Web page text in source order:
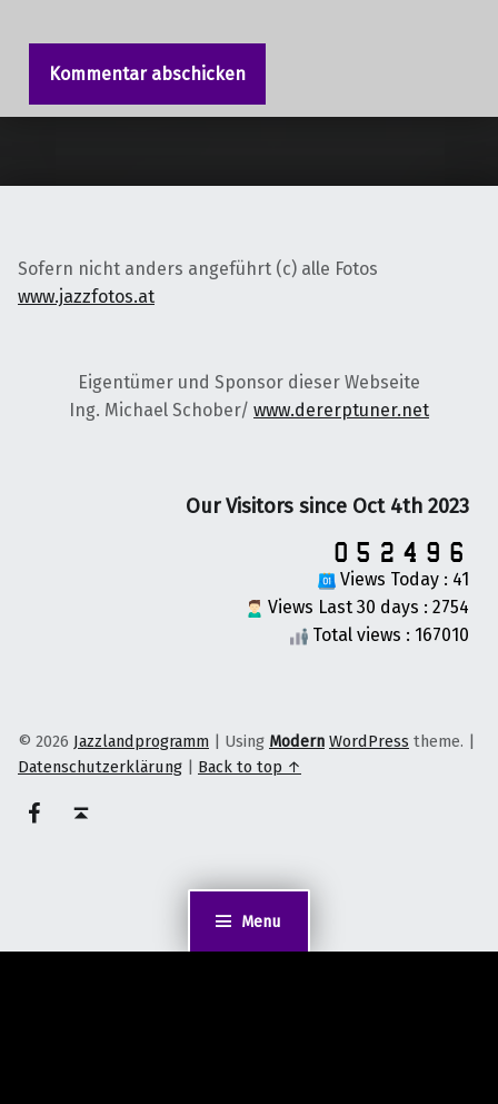
Menu
Sofern nicht anders angeführt (c) alle Fotos
www.jazzfotos.at
Eigentümer und Sponsor dieser Webseite
Ing. Michael Schober/ www.dererptuner.net
Our Visitors since Oct 4th 2023
Views Today : 41
Views Last 30 days : 2754
Total views : 167010
© 2026 Jazzlandprogramm Using Modern WordPress theme.
Datenschutzerklärung
Back to top ↑
on faceook